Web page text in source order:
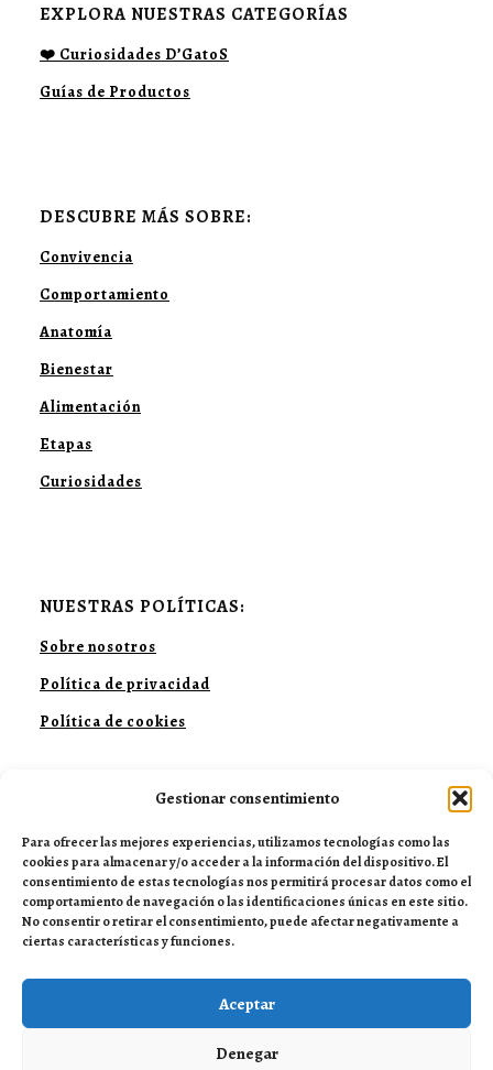
Gestionar consentimiento
Para ofrecer las mejores experiencias, utilizamos tecnologías como las
cookies para almacenar y/o acceder a la información del dispositivo. El
consentimiento de estas tecnologías nos permitirá procesar datos como el
comportamiento de navegación o las identificaciones únicas en este sitio.
No consentir o retirar el consentimiento, puede afectar negativamente a
ciertas características y funciones.
Aceptar
Denegar
EXPLORA NUESTRAS CATEGORÍAS
❤️ Curiosidades D’GatoS
Guías de Productos
DESCUBRE MÁS SOBRE:
Convivencia
Comportamiento
Anatomía
Bienestar
Alimentación
Etapas
Curiosidades
NUESTRAS POLÍTICAS:
Sobre nosotros
Política de privacidad
Política de cookies